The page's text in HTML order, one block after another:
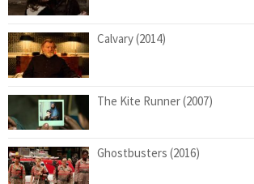
Calvary (2014)
The Kite Runner (2007)
Ghostbusters (2016)